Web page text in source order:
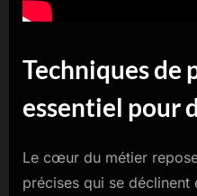
Techniques de
essentiel pour
Le cœur du métier
précises qui se déclinent